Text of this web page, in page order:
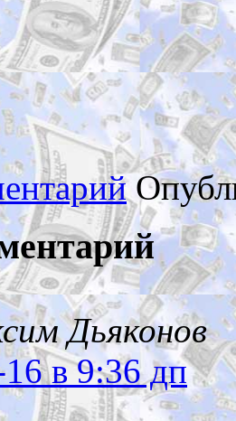
Дьяконов
в 9:36 дп